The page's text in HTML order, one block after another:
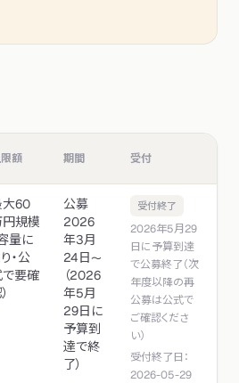
額 期間 受付
大60
円規模
容量に
・公
で要確
公募
2026
年3月
24日〜
（2026
年5月
29日に
予算到
達で終
了）
受付終了
2026年5月29
日に予算到達
で公募終了（次
年度以降の再
公募は公式で
ご確認くださ
い）
受付終了日：
2026-05-29